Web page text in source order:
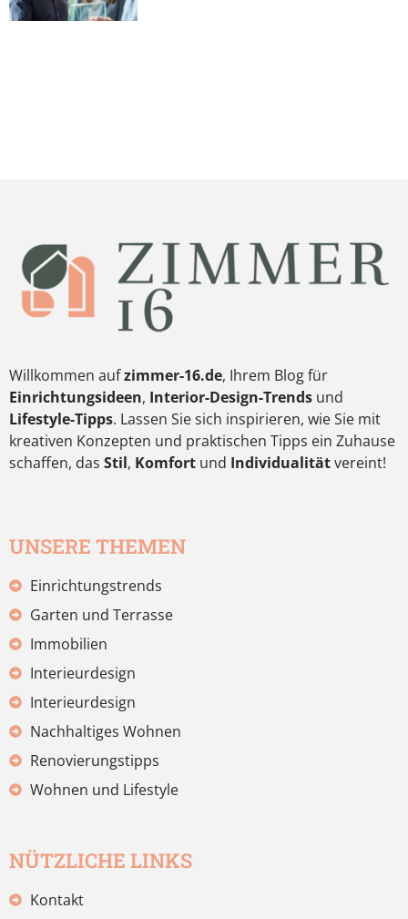
Willkommen aufzimmer-16.de, Ihrem Blog für
Einrichtungsideen, Interior-Design-Trends und
Lifestyle-Tipps. Lassen Sie sich inspirieren, wie Sie mit
kreativen Konzepten und praktischen Tipps ein Zuhause
schaffen, das Stil, Komfort und Individualitätvereint!
UNSERE THEMEN
Einrichtungstrends
Garten und Terrasse
Immobilien
Interieurdesign
Interieurdesign
Nachhaltiges Wohnen
Renovierungstipps
Wohnen und Lifestyle
NÜTZLICHE LINKS
Kontakt